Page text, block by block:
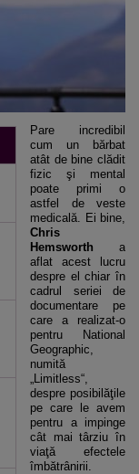
Pare incredibil
cum un bărbat
atât de bine clădit
fizic şi mental
poate primi o
astfel de veste
medicală. Ei bine,
Chris
Hemsworth a
aflat acest lucru
despre el chiar în
cadrul seriei de
documentare pe
care a realizat-o
pentru National
Geographic,
numită
„Limitless“,
despre posibilăţile
pe care le avem
pentru a impinge
cât mai târziu în
viaţă efectele
îmbătrânirii.